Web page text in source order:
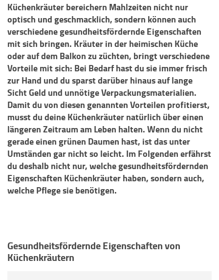
Küchenkräuter bereichern Mahlzeiten nicht nur
optisch und geschmacklich, sondern können auch
verschiedene gesundheitsfördernde Eigenschaften
mit sich bringen. Kräuter in der heimischen Küche
oder auf dem Balkon zu züchten, bringt verschiedene
Vorteile mit sich: Bei Bedarf hast du sie immer frisch
zur Hand und du sparst darüber hinaus auf lange
Sicht Geld und unnötige Verpackungsmaterialien.
Damit du von diesen genannten Vorteilen profitierst,
musst du deine Küchenkräuter natürlich über einen
längeren Zeitraum am Leben halten. Wenn du nicht
gerade einen grünen Daumen hast, ist das unter
Umständen gar nicht so leicht. Im Folgenden erfährst
du deshalb nicht nur, welche gesundheitsfördernden
Eigenschaften Küchenkräuter haben, sondern auch,
welche Pflege sie benötigen.
Gesundheitsfördernde Eigenschaften von
Küchenkräutern